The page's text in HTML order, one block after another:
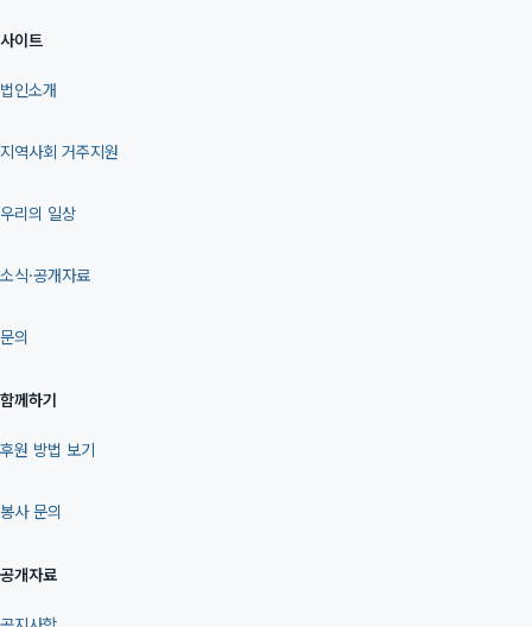
사이트
법인소개
지역사회 거주지원
우리의 일상
소식·공개자료
문의
함께하기
후원 방법 보기
봉사 문의
공개자료